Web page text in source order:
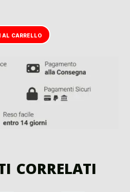
al carrello
correlati